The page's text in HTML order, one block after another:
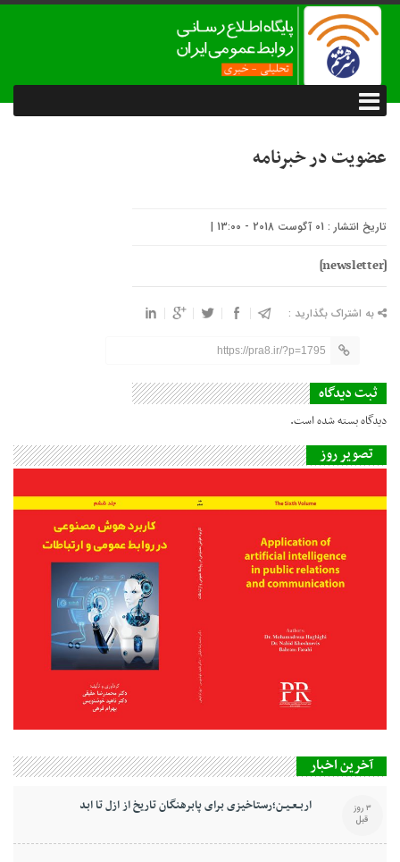
عضويت در خبرنامه
تاریخ انتشار : 01 آگوست 2018 - 13:00 |
[newsletter]
به اشتراک بگذارید :
https://pra8.ir/?p=1795
ثبت دیدگاه
دیدگاه بسته شده است.
تصویر روز
آخرین اخبار
اربـعـیـن؛رستاخیزی برای پابرهنگان تاریخ از ازل تا ابد 3 روز
قبل